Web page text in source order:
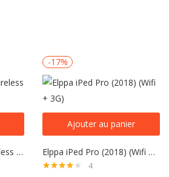
Elppa Airpods with Wireless Charging
-17%
Ajouter au panier
Elppa iPed Pro (2018) (Wifi + 3G)
4